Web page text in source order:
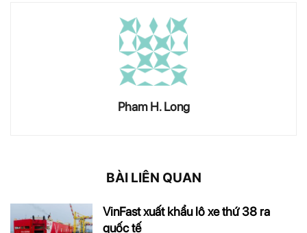
Pham H. Long
BÀI LIÊN QUAN
VinFast xuất khẩu lô xe thứ 38 ra
quốc tế